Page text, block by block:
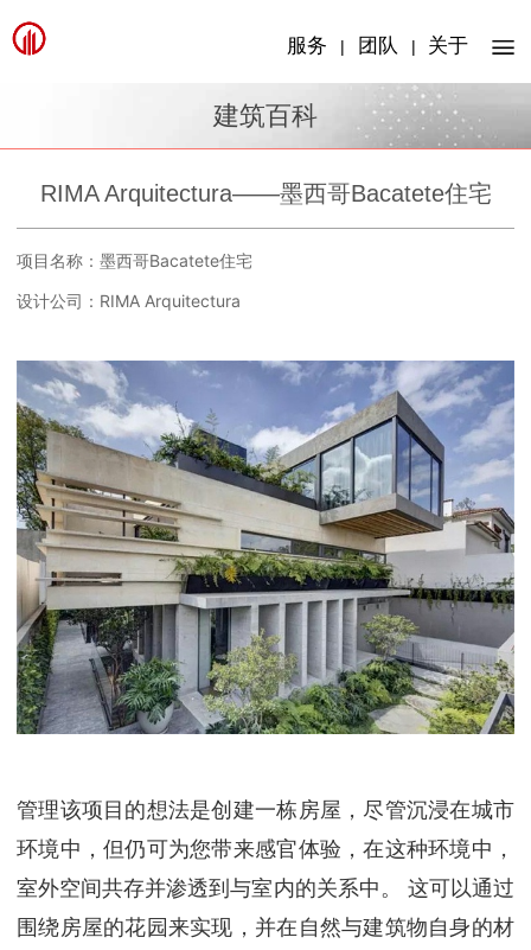
服务 | 团队 | 关于
建筑百科
RIMA Arquitectura——墨西哥Bacatete住宅
项目名称： 墨西哥Bacatete住宅
设计公司： RIMA Arquitectura
管理该项目的想法是创建一栋房屋，尽管沉浸在城市
环境中，但仍可为您带来感官体验，在这种环境中，
室外空间共存并渗透到与室内的关系中。
这可以通过
围绕房屋的花园来实现，并在自然与建筑物自身的材